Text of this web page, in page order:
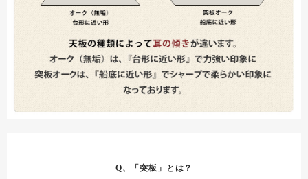
Q、「突板」とは？